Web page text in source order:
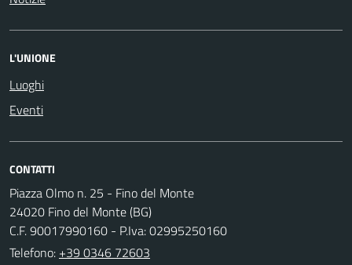
L'UNIONE
Luoghi
Eventi
CONTATTI
Piazza Olmo n. 25 - Fino del Monte
24020 Fino del Monte (BG)
C.F. 90017990160 - P.Iva: 02995250160
Telefono: +39 0346 72603